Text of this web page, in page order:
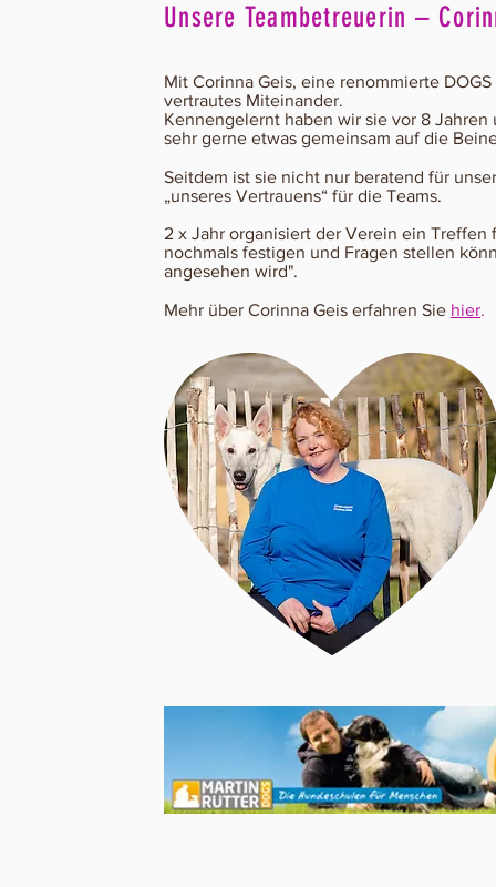
Unsere Teambetreuerin –
Mit Corinna Geis, eine renommierte
vertrautes Miteinander.
Kennengelernt haben wir sie vor 8
sehr gerne etwas gemeinsam auf die
Seitdem ist sie nicht nur beratend für
„unseres Vertrauens“ für die Teams.
2 x Jahr organisiert der Verein ein Treffen
nochmals festigen und Fragen stellen
angesehen wird".
Mehr über Corinna Geis erfahren Sie hier.